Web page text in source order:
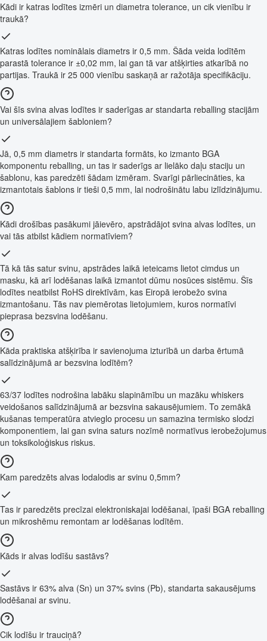
Kādi ir katras lodītes izmēri un diametra tolerance, un cik vienību ir
traukā?
Katras lodītes nominālais diametrs ir 0,5 mm. Šāda veida lodītēm
parastā tolerance ir ±0,02 mm, lai gan tā var atšķirties atkarībā no
partijas. Traukā ir 25 000 vienību saskaņā ar ražotāja specifikāciju.
Vai šīs svina alvas lodītes ir saderīgas ar standarta reballing stacijām
un universālajiem šabloniem?
Jā, 0,5 mm diametrs ir standarta formāts, ko izmanto BGA
komponentu reballing, un tas ir saderīgs ar lielāko daļu staciju un
šablonu, kas paredzēti šādam izmēram. Svarīgi pārliecināties, ka
izmantotais šablons ir tieši 0,5 mm, lai nodrošinātu labu izlīdzinājumu.
Kādi drošības pasākumi jāievēro, apstrādājot svina alvas lodītes, un
vai tās atbilst kādiem normatīviem?
Tā kā tās satur svinu, apstrādes laikā ieteicams lietot cimdus un
masku, kā arī lodēšanas laikā izmantot dūmu nosūces sistēmu. Šīs
lodītes neatbilst RoHS direktīvām, kas Eiropā ierobežo svina
izmantošanu. Tās nav piemērotas lietojumiem, kuros normatīvi
pieprasa bezsvina lodēšanu.
Kāda praktiska atšķirība ir savienojuma izturībā un darba ērtumā
salīdzinājumā ar bezsvina lodītēm?
63/37 lodītes nodrošina labāku slapināmību un mazāku whiskers
veidošanos salīdzinājumā ar bezsvina sakausējumiem. To zemākā
kušanas temperatūra atvieglo procesu un samazina termisko slodzi
komponentiem, lai gan svina saturs nozīmē normatīvus ierobežojumus
un toksikoloģiskus riskus.
Kam paredzēts alvas lodalodis ar svinu 0,5mm?
Tas ir paredzēts precīzai elektroniskajai lodēšanai, īpaši BGA reballing
un mikroshēmu remontam ar lodēšanas lodītēm.
Kāds ir alvas lodīšu sastāvs?
Sastāvs ir 63% alva (Sn) un 37% svins (Pb), standarta sakausējums
lodēšanai ar svinu.
Cik lodīšu ir trauciņā?